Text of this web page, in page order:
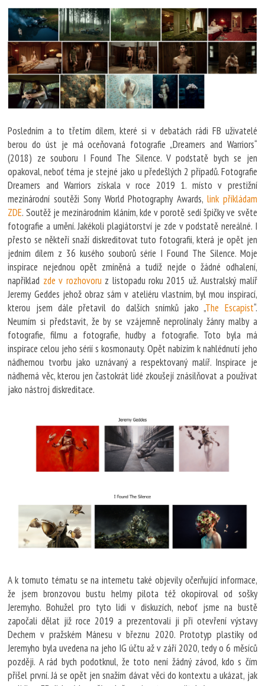
Posledním a to třetím dílem, které si v debatách rádi FB uživatelé
berou do úst je má oceňovaná fotografie „Dreamers and Warriors“
(2018) ze souboru I Found The Silence. V podstatě bych se jen
opakoval, neboť téma je stejné jako u předešlých 2 případů. Fotografie
Dreamers and Warriors získala v roce 2019 1. místo v prestižní
mezinárodní soutěži Sony World Photography Awards, link příkládam
ZDE. Soutěž je mezinárodním kláním, kde v porotě sedí špičky ve světe
fotografie a umění. Jakékoli plagiátorství je zde v podstatě nereálné. I
přesto se někteří snaží diskreditovat tuto fotografii, která je opět jen
jedním dílem z 36 kusého souborů série I Found The Silence. Moje
inspirace nejednou opět zmíněná a tudíž nejde o žádné odhalení,
například zde v rozhovoruz listopadu roku 2015 už. Australský malíř
Jeremy Geddes jehož obraz sám v ateliéru vlastním, byl mou inspirací,
kterou jsem dále přetavil do dalších snímků jako „The Escapist“.
Neumím si představit, že by se vzájemně neprolínaly žánry malby a
fotografie, filmu a fotografie, hudby a fotografie. Toto byla má
inspirace celou jeho sérií s kosmonauty. Opět nabízím k nahlédnutí jeho
nádhernou tvorbu jako uznávaný a respektovaný malíř. Inspirace je
nádherná věc, kterou jen častokrát lidé zkoušejí znásilňovat a používat
jako nástroj diskreditace.
A k tomuto tématu se na internetu také objevily očerňující informace,
že jsem bronzovou bustu helmy pilota též okopíroval od sošky
Jeremyho. Bohužel pro tyto lidi v diskuzích, neboť jsme na bustě
započali dělat již roce 2019 a prezentovali ji při otevření výstavy
Dechem v pražském Mánesu v březnu 2020. Prototyp plastiky od
Jeremyho byla uvedena na jeho IG účtu až v září 2020, tedy o 6 měsíců
později. A rád bych podotknul, že toto není žádný závod, kdo s čím
přišel první. Já se opět jen snažím dávat věci do kontextu a ukázat, jak